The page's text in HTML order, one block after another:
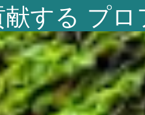
する プ